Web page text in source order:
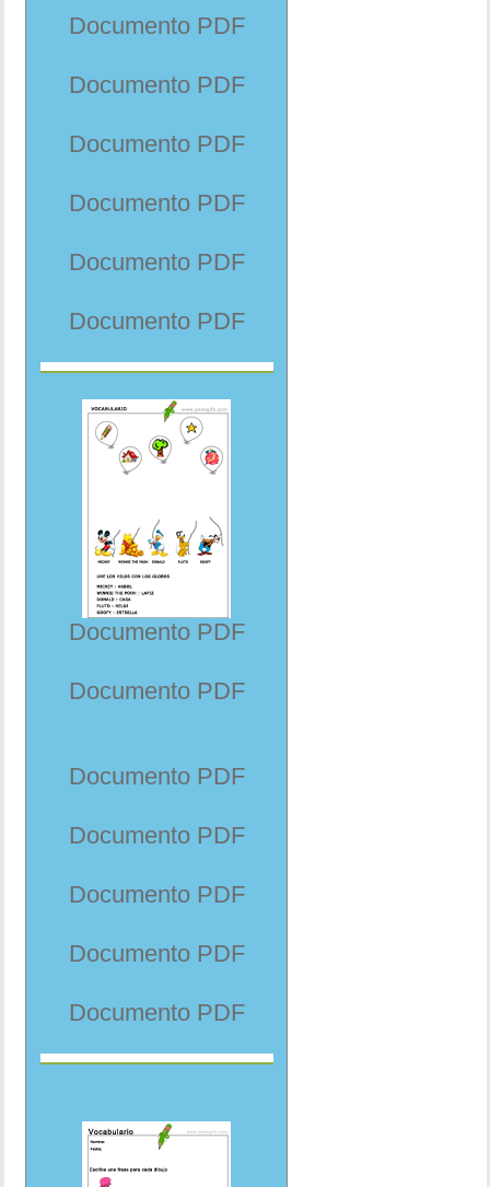
Documento PDF
Documento PDF
Documento PDF
Documento PDF
Documento PDF
Documento PDF
Documento PDF
Documento PDF
Documento PDF
Documento PDF
Documento PDF
Documento PDF
Documento PDF